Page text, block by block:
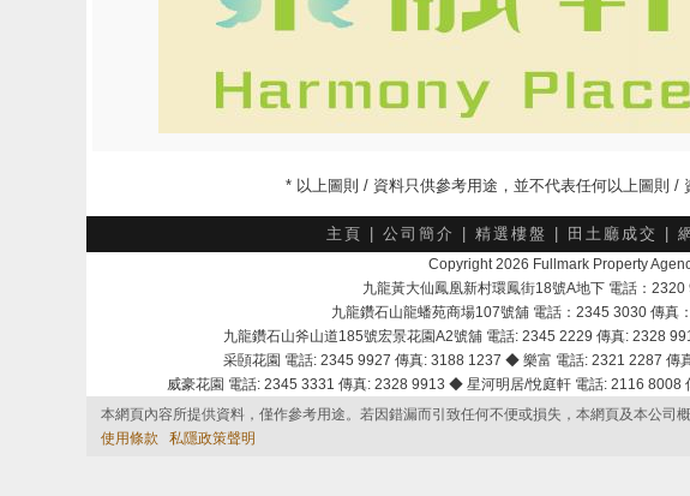
* 以上圖則 / 資料只供參考用途，並不代表任何以上圖則 /
主頁 公司簡介 精選樓盤 田土廳成交
Copyright 2026 Fullmark Property
九龍黃大仙鳳凰新村環鳳街18號A地下 電話：
九龍鑽石山龍蟠苑商場107號舖 電話：2345 3030 傳
九龍鑽石山斧山道185號宏景花園A2號舖 電話: 2345 2229 傳真: 2328
采頣花園 電話: 2345 9927 傳真: 3188 1237 ◆ 樂富 電話: 2321 2287
威豪花園 電話: 2345 3331 傳真: 2328 9913 ◆ 星河明居/悅庭軒 電話: 2116
本網頁內容所提供資料，僅作參考用途。若因錯漏而引致任何不便或損失，本網頁及本公司概
使用條款
私隱政策聲明